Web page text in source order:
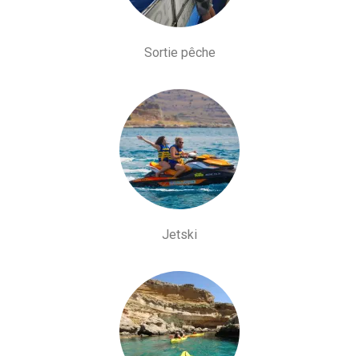
Jetski
Sortie pêche